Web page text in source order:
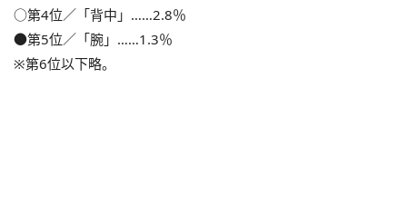
○第4位／「背中」……2.8％
●第5位／「腕」……1.3％
※第6位以下略。